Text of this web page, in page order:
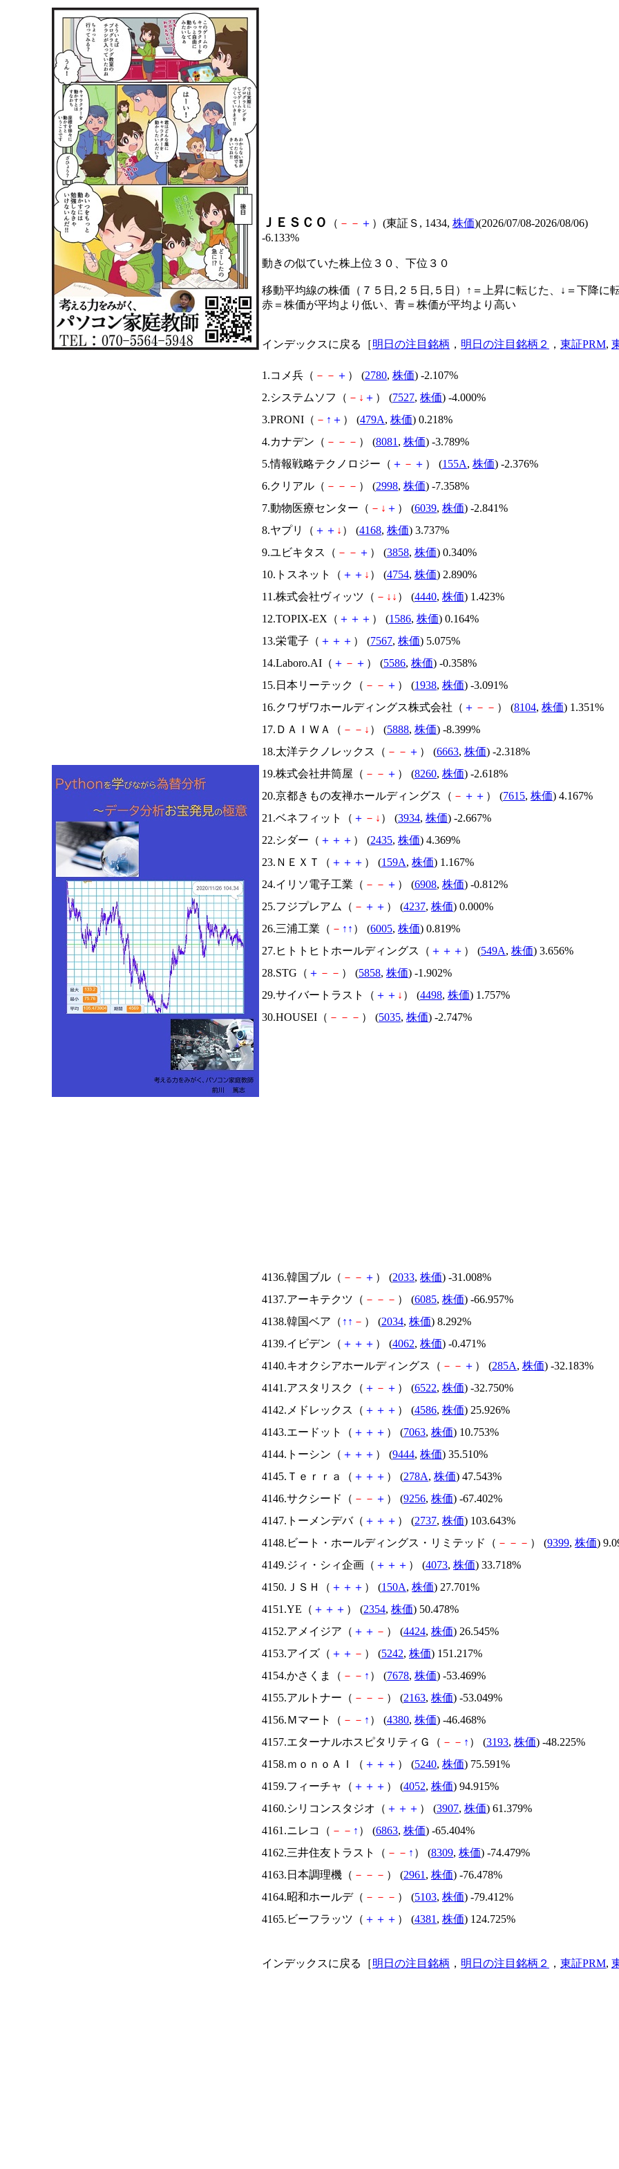
ＪＥＳＣＯ （ － － ＋ ）(東証Ｓ, 1434, 株価)(2026/07/08-2026/08/06)
-6.133%
動きの似ていた株上位３０、下位３０
移動平均線の株価（７５日,２５日,５日）↑＝上昇に転じた、↓＝下降に
赤＝株価が平均より低い、青＝株価が平均より高い
インデックスに戻る［明日の注目銘柄 ， 明日の注目銘柄２ ， 東証PRM,
1.コメ兵（ － － ＋ ） (2780, 株価) -2.107%
2.システムソフ（ － ↓ ＋ ） (7527, 株価) -4.000%
3.PRONI（ － ↑ ＋ ） (479A, 株価) 0.218%
4.カナデン（ － － － ） (8081 , 株価) -3.789%
5.情報戦略テクノロジー（ ＋ － ＋ ） (155A, 株価) -2.376%
6.クリアル（ － － － ） (2998, 株価) -7.358%
7.動物医療センター（ － ↓ ＋ ） (6039, 株価) -2.841%
8.ヤプリ（ ＋ ＋ ↓ ） (4168, 株価) 3.737%
9.ユビキタス（ － － ＋ ） (3858, 株価) 0.340%
10.トスネット（ ＋ ＋ ↓ ） (4754, 株価) 2.890%
11.株式会社ヴィッツ（ － ↓ ↓ ） (4440, 株価) 1.423%
12.TOPIX-EX（ ＋ ＋ ＋ ） (1586, 株価) 0.164%
13.栄電子（ ＋ ＋ ＋ ） (7567, 株価) 5.075%
14.Laboro.AI（ ＋ － ＋ ） (5586, 株価) -0.358%
15.日本リーテック（ － － ＋ ） (1938, 株価) -3.091%
16.クワザワホールディングス株式会社（ ＋ － － ） (8104, 株価) 1.351%
17.ＤＡＩＷＡ（ － － ↓ ） (5888, 株価) -8.399%
18.太洋テクノレックス（ － － ＋ ） (6663, 株価) -2.318%
19.株式会社井筒屋（ － － ＋ ） (8260, 株価) -2.618%
20.京都きもの友禅ホールディングス（ － ＋ ＋ ） (7615, 株価) 4.167%
21.ベネフィット（ ＋ － ↓ ） (3934, 株価) -2.667%
22.シダー（ ＋ ＋ ＋ ） (2435, 株価) 4.369%
23.ＮＥＸＴ（ ＋ ＋ ＋ ） (159A, 株価) 1.167%
24.イリソ電子工業（ － － ＋ ） (6908, 株価) -0.812%
25.フジプレアム（ － ＋ ＋ ） (4237, 株価) 0.000%
26.三浦工業（ － ↑ ↑ ） (6005, 株価) 0.819%
27.ヒトトヒトホールディングス（ ＋ ＋ ＋ ） (549A, 株価) 3.656%
28.STG（ ＋ － － ） (5858, 株価) -1.902%
29.サイバートラスト（ ＋ ＋ ↓ ） (4498, 株価) 1.757%
30.HOUSEI（ － － － ） (5035, 株価) -2.747%
4136.韓国ブル（ － － ＋ ） (2033, 株価) -31.008%
4137.アーキテクツ（ － － － ） (6085, 株価) -66.957%
4138.韓国ベア（ ↑ ↑ － ） (2034, 株価) 8.292%
4139.イビデン（ ＋ ＋ ＋ ） (4062, 株価) -0.471%
4140.キオクシアホールディングス（ － － ＋ ） (285A, 株価) -32.183%
4141.アスタリスク（ ＋ － ＋ ） (6522, 株価) -32.750%
4142.メドレックス（ ＋ ＋ ＋ ） (4586, 株価) 25.926%
4143.エードット（ ＋ ＋ ＋ ） (7063, 株価) 10.753%
4144.トーシン（ ＋ ＋ ＋ ） (9444, 株価) 35.510%
4145.Ｔｅｒｒａ（ ＋ ＋ ＋ ） (278A, 株価) 47.543%
4146.サクシード（ － － ＋ ） (9256, 株価) -67.402%
4147.トーメンデバ（ ＋ ＋ ＋ ） (2737, 株価) 103.643%
4148.ビート・ホールディングス・リミテッド（ － － － ） (9399, 株価)
4149.ジィ・シィ企画（ ＋ ＋ ＋ ） (4073, 株価) 33.718%
4150.ＪＳＨ（ ＋ ＋ ＋ ） (150A, 株価) 27.701%
4151.YE（ ＋ ＋ ＋ ） (2354, 株価) 50.478%
4152.アメイジア（ ＋ ＋ － ） (4424, 株価) 26.545%
4153.アイズ（ ＋ ＋ － ） (5242, 株価) 151.217%
4154.かさくま（ － － ↑ ） (7678, 株価) -53.469%
4155.アルトナー（ － － － ） (2163, 株価) -53.049%
4156.Ｍマート（ － － ↑ ） (4380, 株価) -46.468%
4157.エターナルホスピタリティＧ（ － － ↑ ） (3193, 株価) -48.225%
4158.ｍｏｎｏＡＩ（ ＋ ＋ ＋ ） (5240, 株価) 75.591%
4159.フィーチャ（ ＋ ＋ ＋ ） (4052, 株価) 94.915%
4160.シリコンスタジオ（ ＋ ＋ ＋ ） (3907, 株価) 61.379%
4161.ニレコ（ － － ↑ ） (6863, 株価) -65.404%
4162.三井住友トラスト（ － － ↑ ） (8309, 株価) -74.479%
4163.日本調理機（ － － － ） (2961 , 株価) -76.478%
4164.昭和ホールデ（ － － － ） (5103, 株価) -79.412%
4165.ビーフラッツ（ ＋ ＋ ＋ ） (4381 , 株価) 124.725%
インデックスに戻る［明日の注目銘柄 ， 明日の注目銘柄２ ， 東証PRM,